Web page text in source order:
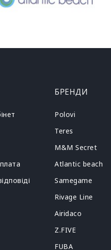
БРЕНДИ
Polovi
Teres
M&M Secret
Atlantic beach
Samegame
Rivage Line
Airidaco
Z.FIVE
FUBA